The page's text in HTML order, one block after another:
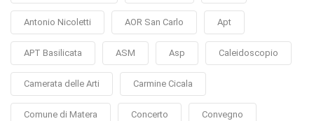
Antonio Nicoletti AOR San Carlo Apt
APT Basilicata ASM Asp Caleidoscopio
Camerata delle Arti Carmine Cicala
Comune di Matera Concerto Convegno